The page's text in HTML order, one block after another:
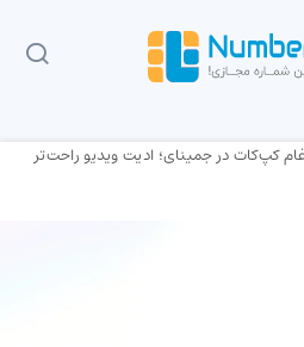
کپ‌کات در جمینای؛ ادیت ویدیو راحت‌تر